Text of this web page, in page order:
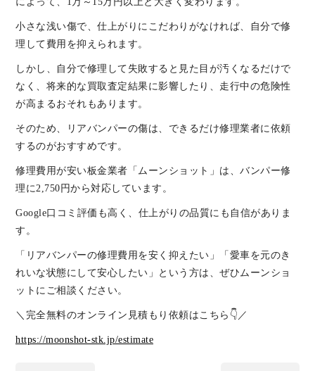
小さな浅い傷で、仕上がりにこだわりがなければ、自分で修
理して費用を抑えられます。
しかし、自分で修理して失敗すると見た目が汚くなるだけで
なく、将来的な買取査定結果に影響したり、走行中の危険性
が高まるおそれもあります。
そのため、リアバンパーの傷は、できるだけ修理業者に依頼
するのがおすすめです。
修理費用が安い板金業者「ムーンショット」は、バンパー修
理に2,750円から対応しています。
Google口コミ評価も高く、仕上がりの品質にも自信がありま
す。
「リアバンパーの修理費用を安く抑えたい」「愛車を元のき
れいな状態にして安心したい」という方は、ぜひムーンショ
ットにご相談ください。
＼完全無料のオンライン見積もり依頼はこちら👇／
https://moonshot-stk.jp/estimate